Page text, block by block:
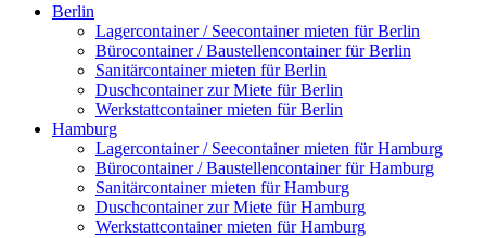
Berlin
Lagercontainer / Seecontainer mieten für Berlin
Bürocontainer / Baustellencontainer für Berlin
Sanitärcontainer mieten für Berlin
Duschcontainer zur Miete für Berlin
Werkstattcontainer mieten für Berlin
Hamburg
Lagercontainer / Seecontainer mieten für Hamburg
Bürocontainer / Baustellencontainer für Hamburg
Sanitärcontainer mieten für Hamburg
Duschcontainer zur Miete für Hamburg
Werkstattcontainer mieten für Hamburg